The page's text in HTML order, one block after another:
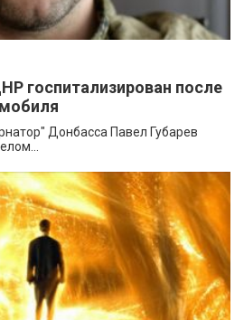
госпитализирован после
Донбасса Павел Губарев